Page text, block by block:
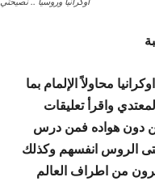
محاولاً الإلمام بما
واقرأ تعليقات
دون هواده فمن درس
الروس انفسهم وكذلك
من اطراف العالم